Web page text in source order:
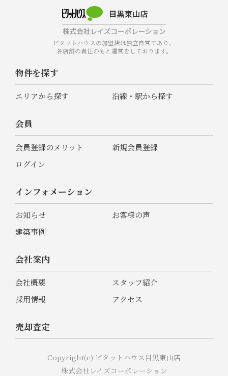
ピタットハウスの加盟店は独立自営であり、
各店舗の責任のもと運営をしております。
物件を探す
エリアから探す 沿線・駅から探す
会員
会員登録のメリット
新規会員登録
ログイン
インフォメーション
お知らせ
お客様の声
建築事例
会社案内
会社概要
スタッフ紹介
採用情報
アクセス
売却査定
Copyright(c) ピタットハウス目黒東山店
株式会社レイズコーポレーション